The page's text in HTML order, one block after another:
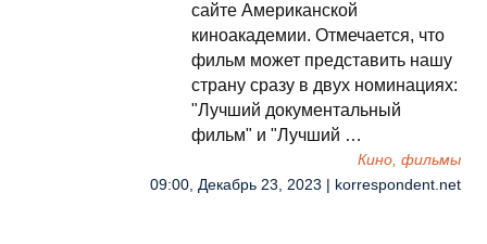
сайте Американской
киноакадемии. Отмечается, что
фильм может представить нашу
страну сразу в двух номинациях:
"Лучший документальный
фильм" и "Лучший …
Кино, фильмы
09:00, Декабрь 23, 2023 | korrespondent.net